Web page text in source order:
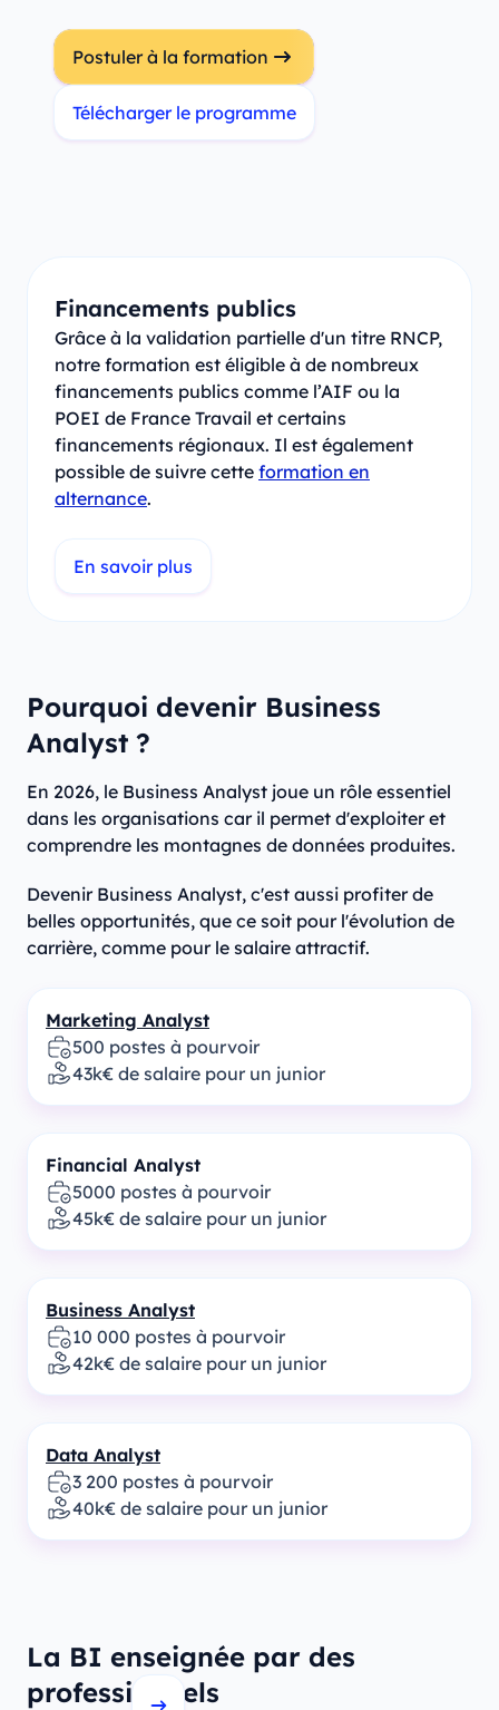
Postuler à la formation
Télécharger le programme
Financements publics
Grâce à la validation partielle d'un titre RNCP,
notre formation est éligible à de nombreux
financements publics comme l’AIF ou la
POEI de France Travail et certains
financements régionaux. Il est également
possible de suivre cette formation en
alternance.
En savoir plus
Pourquoi devenir Business
Analyst ?
En 2026, le Business Analyst joue un rôle essentiel
dans les organisations car il permet d'exploiter et
comprendre les montagnes de données produites.
Devenir Business Analyst, c'est aussi profiter de
belles opportunités, que ce soit pour l'évolution de
carrière, comme pour le salaire attractif.
Marketing Analyst
500 postes à pourvoir
43k€ de salaire pour un junior
Financial Analyst
5000 postes à pourvoir
45k€ de salaire pour un junior
Business Analyst
10 000 postes à pourvoir
42k€ de salaire pour un junior
Data Analyst
3 200 postes à pourvoir
40k€ de salaire pour un junior
La BI enseignée par des
professionnels